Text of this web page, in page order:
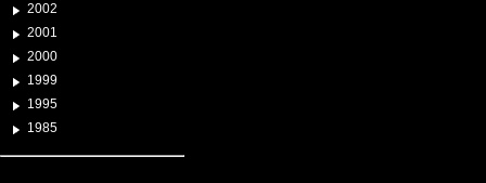
2002
2001
2000
1999
1995
1985